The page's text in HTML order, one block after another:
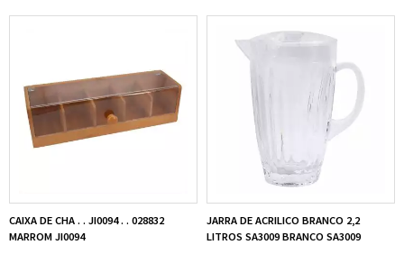
CAIXA DE CHA . . JI0094 . . 028832
MARROM JI0094
JARRA DE ACRILICO BRANCO 2,2
LITROS SA3009 BRANCO SA3009